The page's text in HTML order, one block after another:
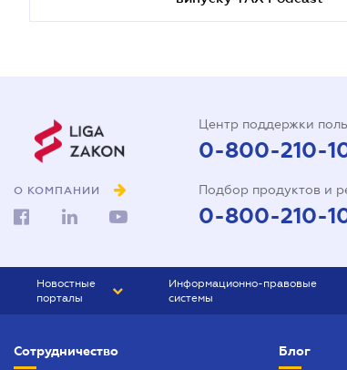
О КОМПАНИИ
Центр поддержки
0-800-210-
Подбор продуктов и
0-800-210-
Новостные
порталы
БИЗНЕС
Информационно-правовые
системы
Сотрудничество Блог